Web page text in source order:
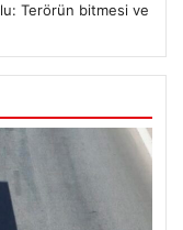
Terörün bitmesi ve